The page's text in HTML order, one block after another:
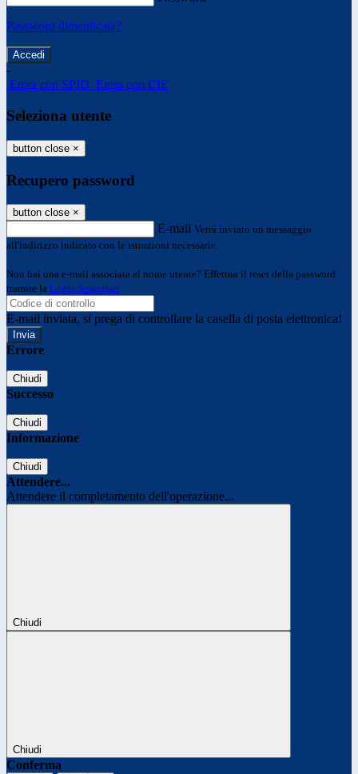
Password dimenticata?
-
Entra con SPID Entra con CIE
Seleziona utente
button close ×
Recupero password
button close ×
E-mail Verrà inviato un messaggio
all'indirizzo indicato con le istruzioni necessarie.
Non hai una e-mail associata al nome utente? Effettua il reset della password
tramite la Login Spaggiari
E-mail inviata, si prega di controllare la casella di posta elettronica!
Errore
Chiudi
Successo
Chiudi
Informazione
Chiudi
Attendere...
Attendere il completamento dell'operazione...
Chiudi
Chiudi
Conferma